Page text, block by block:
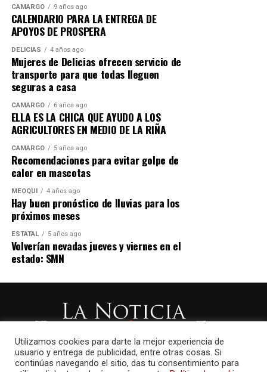
CAMARGO 9 años ago
CALENDARIO PARA LA ENTREGA DE
APOYOS DE PROSPERA
DELICIAS 4 años ago
Mujeres de Delicias ofrecen servicio de
transporte para que todas lleguen
seguras a casa
CAMARGO 6 años ago
ELLA ES LA CHICA QUE AYUDO A LOS
AGRICULTORES EN MEDIO DE LA RIÑA
CAMARGO 5 años ago
Recomendaciones para evitar golpe de
calor en mascotas
MEOQUI 4 años ago
Hay buen pronóstico de lluvias para los
próximos meses
ESTATAL 5 años ago
Volverían nevadas jueves y viernes en el
estado: SMN
Utilizamos cookies para darte la mejor experiencia de
usuario y entrega de publicidad, entre otras cosas. Si
continúas navegando el sitio, das tu consentimiento para